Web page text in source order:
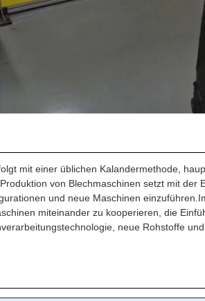
mit einer üblichen Kalandermethode,
von Blechmaschinen setzt mit der
und neue Maschinen
miteinander zu kooperieren, die
neue Rohstoffe